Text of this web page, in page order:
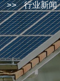
>> 行业新闻